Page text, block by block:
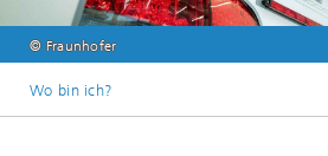
© Fraunhofer
Wo bin ich?